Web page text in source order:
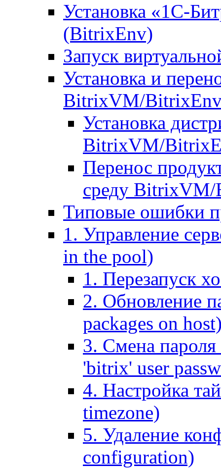
Установка «1С-
(BitrixEnv)
Запуск
Установка и
BitrixVM/
Установка
BitrixVM/
Перенос
среду
Типовые ошибки
1. Управление
in the pool)
1. Перезапуск
2. Обновление
packages on
3. Смена пароля
'bitrix' user
4. Настройка
timezone)
5. Удаление
configuration)